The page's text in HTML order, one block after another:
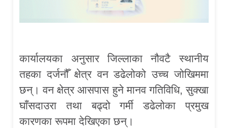
कार्यालयका अनुसार जिल्लाका नौवटै स्थानीय
तहका दर्जनौँ क्षेत्र वन डढेलोको उच्च जोखिममा
छन्। वन क्षेत्र आसपास हुने मानव गतिविधि, सुक्खा
घाँसदाउरा तथा बढ्दो गर्मी डढेलोका प्रमुख
कारणका रूपमा देखिएका छन्।